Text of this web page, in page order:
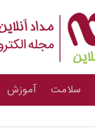
سلامت آموزش